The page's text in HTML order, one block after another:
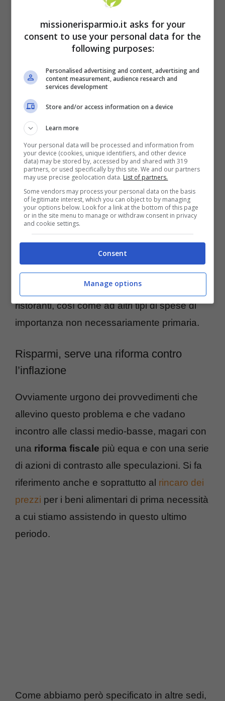
che le spese per le famiglie aumenteranno a
livello esponenziale e in termini annui si
calcolano1.943,50 euro, una cifra
inevitabilmente tutti noi a cambiare le
abitudini di consumo. Stando alle rilevazioni,
diminuisce il consumo di carne e pesce di
oltre il 16%, a vantaggio delle verdure di
stagione e al prezzo più economico. Molta
attenzione anche ad evitare pranzi e cene in
ristoranti, così come ad altri tipi di spese di
importanza non necessariamente primaria.
Risparmi, serve una riforma contro
l’inflazione
Ovviamente urgono dei provvedimenti che
allevino questo problema e che vadano
incontro alle classi medio-basse, magari con
una riforma fiscale più equa e con una serie
di azioni di contrasto alle speculazioni. Si fa
riferimento anche e soprattutto al rincaro dei
prezzi per i beni alimentari di prima necessità
a cui stiamo assistendo in questo ultimo
periodo.
Come abbiamo però specificato in altre sedi,
missionerisparmio.it asks for your
consent to use your personal data for the
following purposes:
Personalised advertising and content, advertising and
content measurement, audience research and
services development
Store and/or access information on a device
Learn more
Your personal data will be processed and information from
your device (cookies, unique identifiers, and other device
data) may be stored by, accessed by and shared with 319
partners, or used specifically by this site. We and our partners
may use precise geolocation data. List of partners.
Some vendors may process your personal data on the basis
of legitimate interest, which you can object to by managing
your options below. Look for a link at the bottom of this page
or in the site menu to manage or withdraw consent in privacy
and cookie settings.
Consent
Manage options